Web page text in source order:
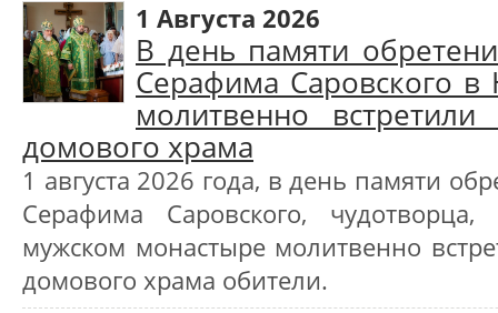
1 Августа 2026
В день памяти
Серафима Саровского
молитвенно
домового храма
1 августа 2026 года, в день памяти
Серафима Саровского, чудотворца,
мужском монастыре молитвенно
домового храма обители.